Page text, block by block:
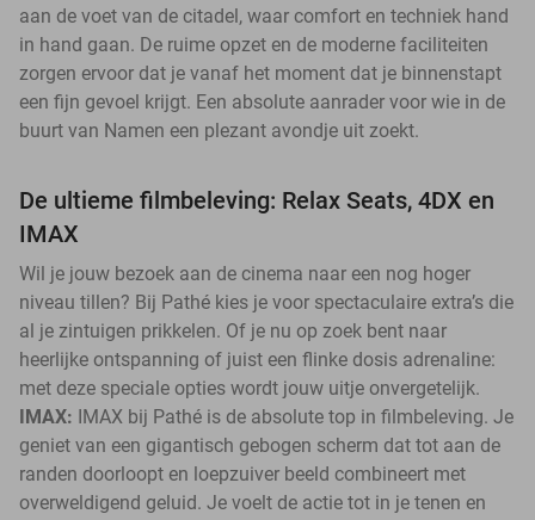
aan de voet van de citadel, waar comfort en techniek hand
in hand gaan. De ruime opzet en de moderne faciliteiten
zorgen ervoor dat je vanaf het moment dat je binnenstapt
een fijn gevoel krijgt. Een absolute aanrader voor wie in de
buurt van Namen een plezant avondje uit zoekt.
De ultieme filmbeleving: Relax Seats, 4DX en
IMAX
Wil je jouw bezoek aan de cinema naar een nog hoger
niveau tillen? Bij Pathé kies je voor spectaculaire extra’s die
al je zintuigen prikkelen. Of je nu op zoek bent naar
heerlijke ontspanning of juist een flinke dosis adrenaline:
met deze speciale opties wordt jouw uitje onvergetelijk.
IMAX: IMAX bij Pathé is de absolute top in filmbeleving. Je
geniet van een gigantisch gebogen scherm dat tot aan de
randen doorloopt en loepzuiver beeld combineert met
overweldigend geluid. Je voelt de actie tot in je tenen en